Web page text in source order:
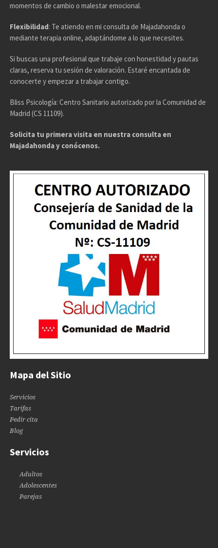
momentos de cambio o malestar emocional.
Flexibilidad: Te atiendo en mi consulta de Majadahonda o
mediante terapia online, adaptándome a lo que necesites.
Si buscas una profesional que trabaje con honestidad y pautas
claras, reserva tu sesión de valoración. Estaré encantada de
conocerte y empezar a trabajar contigo.
Bliss Psicología: Centro Sanitario autorizado por la Comunidad de
Madrid (CS 11109).
Solicita tu primera visita en nuestra consulta en
Majadahonda y conócenos.
Mapa del Sitio
Servicios
Tarifas
Pedir cita
Blog
Servicios
Adultos
Adolescentes
Parejas